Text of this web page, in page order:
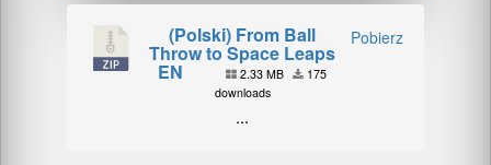
Pobierz
(Polski) From Ball
Throw to Space Leaps
EN 2.33 MB
175
downloads
...